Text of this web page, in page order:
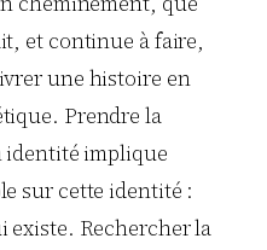
et continue à faire,
une histoire en
Prendre la
identité implique
sur cette identité :
existe. Rechercher la